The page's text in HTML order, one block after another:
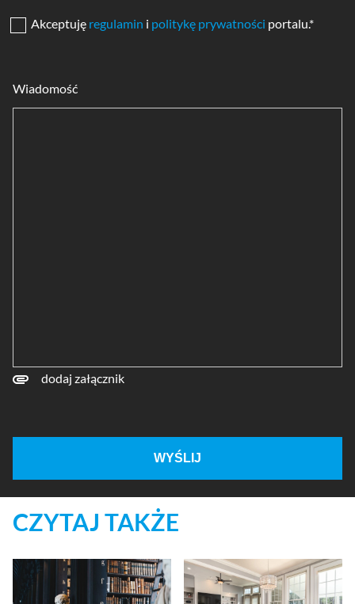
Akceptuję regulamin i politykę prywatności portalu.*
Wiadomość
dodaj załącznik
WYŚLIJ
CZYTAJ TAKŻE